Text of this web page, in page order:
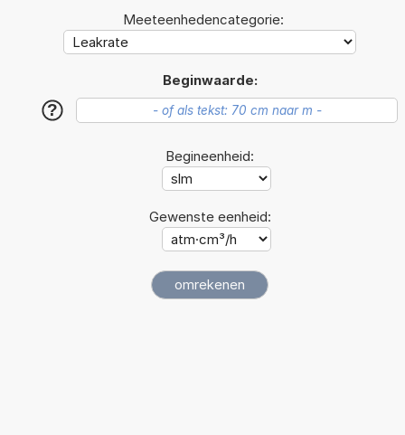
Meeteenhedencategorie:
Beginwaarde:
?
Begineenheid:
Gewenste eenheid: